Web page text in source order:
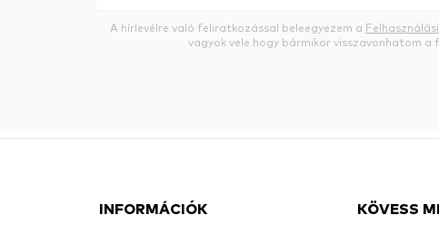
A hírlevélre való feliratkozással beleegyezem a
vagyok vele hogy bármikor visszavonhatom
INFORMÁCIÓK KÖVESS